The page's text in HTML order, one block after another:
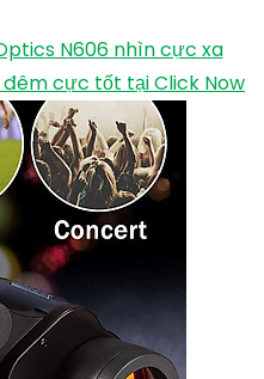
N606 nhìn cực xa
cực tốt tại Click Now